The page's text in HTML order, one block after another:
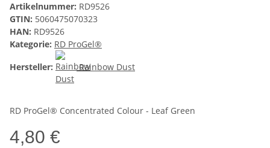
Artikelnummer: RD9526
GTIN: 5060475070323
HAN: RD9526
Kategorie: RD ProGel®
Hersteller:
Rainbow Dust
RD ProGel® Concentrated Colour - Leaf Green
4,80 €